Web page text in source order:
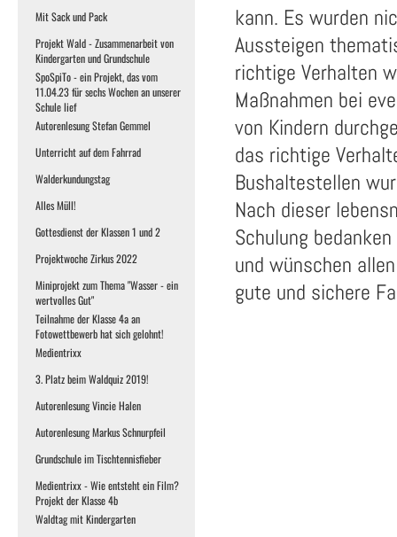
Mit Sack und Pack
Projekt Wald - Zusammenarbeit von
Kindergarten und Grundschule
SpoSpiTo - ein Projekt, das vom
11.04.23 für sechs Wochen an unserer
Schule lief
Autorenlesung Stefan Gemmel
Unterricht auf dem Fahrrad
Walderkundungstag
Alles Müll!
Gottesdienst der Klassen 1 und 2
Projektwoche Zirkus 2022
Miniprojekt zum Thema "Wasser - ein
wertvolles Gut"
Teilnahme der Klasse 4a an
Fotowettbewerb hat sich gelohnt!
Medientrixx
3. Platz beim Waldquiz 2019!
Autorenlesung Vincie Halen
Autorenlesung Markus Schnurpfeil
Grundschule im Tischtennisfieber
Medientrixx - Wie entsteht ein Film?
Projekt der Klasse 4b
Waldtag mit Kindergarten
kann. Es wurden
Aussteigen
richtige Verhalten
Maßnahmen bei
von Kindern
das richtige
Bushaltestellen
Nach dieser
Schulung
und wünschen
gute und sichere